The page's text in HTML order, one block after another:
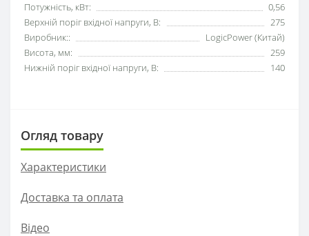
Потужність, кВт:
0,56
Верхній поріг вхідної напруги, В:
275
Виробник::
LogicPower (Китай)
Висота, мм:
259
Нижній поріг вхідної напруги, В:
140
Огляд товару
Характеристики
Доставка та оплата
Вiдео